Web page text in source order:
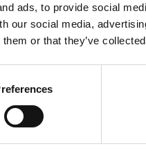
ads, to provide social
our social media,
or that they’ve